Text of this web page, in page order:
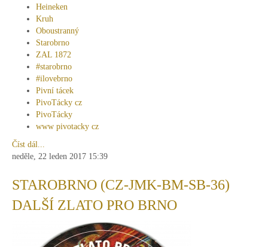
Heineken
Kruh
Oboustranný
Starobrno
ZAL 1872
#starobrno
#ilovebrno
Pivní tácek
PivoTácky cz
PivoTácky
www pivotacky cz
Číst dál...
neděle, 22 leden 2017 15:39
STAROBRNO (CZ-JMK-BM-SB-36)
DALŠÍ ZLATO PRO BRNO